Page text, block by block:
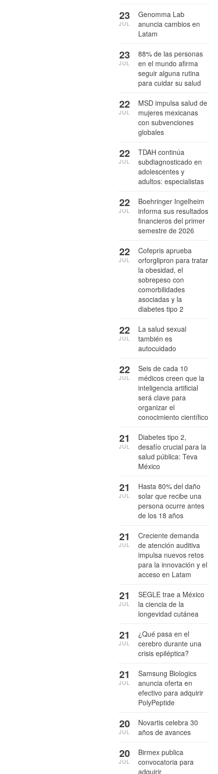
Genomma Lab
anuncia cambios en
Latam
23
JUL
88% de las personas
en el mundo afirma
seguir alguna rutina
para cuidar su salud
23
JUL
MSD impulsa salud de
mujeres mexicanas
con subvenciones
globales
22
JUL
TDAH continúa
subdiagnosticado en
adolescentes y
adultos: especialistas
22
JUL
Boehringer Ingelheim
informa sus resultados
financieros del primer
semestre de 2026
22
JUL
Cofepris aprueba
orforglipron para tratar
la obesidad, el
sobrepeso con
comorbilidades
asociadas y la
diabetes tipo 2
22
JUL
La salud sexual
también es
autocuidado
22
JUL
Seis de cada 10
médicos creen que la
inteligencia artificial
será clave para
organizar el
conocimiento científico
22
JUL
Diabetes tipo 2,
desafío crucial para la
salud pública: Teva
México
21
JUL
Hasta 80% del daño
solar que recibe una
persona ocurre antes
de los 18 años
21
JUL
Creciente demanda
de atención auditiva
impulsa nuevos retos
para la innovación y el
acceso en Latam
21
JUL
SEGLE trae a México
la ciencia de la
longevidad cutánea
21
JUL
¿Qué pasa en el
cerebro durante una
crisis epiléptica?
21
JUL
Samsung Biologics
anuncia oferta en
efectivo para adquirir
PolyPeptide
21
JUL
Novartis celebra 30
años de avances
20
JUL
Birmex publica
convocatoria para
adquirir
20
JUL